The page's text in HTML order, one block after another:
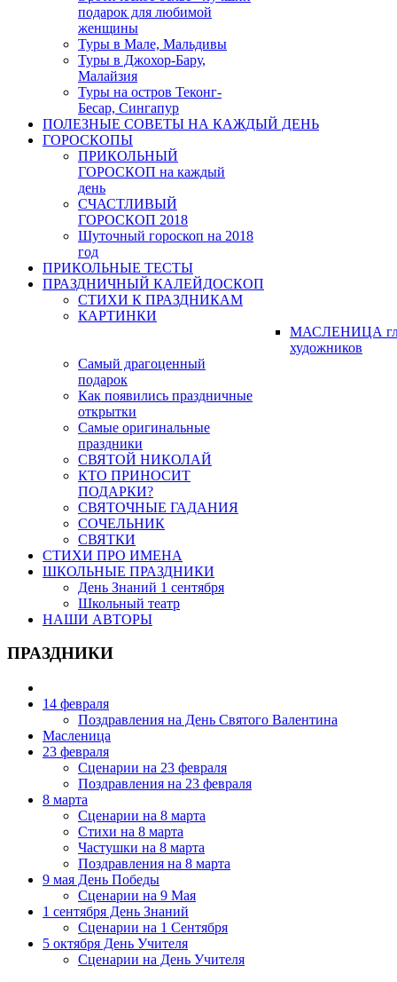
подарок для любимой
женщины
Туры в Мале, Мальдивы
Туры в Джохор-Бару,
Малайзия
Туры на остров Теконг-
Бесар, Сингапур
ПОЛЕЗНЫЕ СОВЕТЫ НА КАЖДЫЙ ДЕНЬ
ГОРОСКОПЫ
ПРИКОЛЬНЫЙ
ГОРОСКОП на каждый
день
СЧАСТЛИВЫЙ
ГОРОСКОП 2018
Шуточный гороскоп на 2018
год
ПРИКОЛЬНЫЕ ТЕСТЫ
ПРАЗДНИЧНЫЙ КАЛЕЙДОСКОП
СТИХИ К ПРАЗДНИКАМ
КАРТИНКИ
МАСЛЕНИЦА
художников
Самый драгоценный
подарок
Как появились праздничные
открытки
Самые оригинальные
праздники
СВЯТОЙ НИКОЛАЙ
КТО ПРИНОСИТ
ПОДАРКИ?
СВЯТОЧНЫЕ ГАДАНИЯ
СОЧЕЛЬНИК
СВЯТКИ
СТИХИ ПРО ИМЕНА
ШКОЛЬНЫЕ ПРАЗДНИКИ
День Знаний 1 сентября
Школьный театр
НАШИ АВТОРЫ
ПРАЗДНИКИ
14 февраля
Поздравления на День Святого Валентина
Масленица
23 февраля
Сценарии на 23 февраля
Поздравления на 23 февраля
8 марта
Сценарии на 8 марта
Стихи на 8 марта
Частушки на 8 марта
Поздравления на 8 марта
9 мая День Победы
Сценарии на 9 Мая
1 сентября День Знаний
Сценарии на 1 Сентября
5 октября День Учителя
Сценарии на День Учителя